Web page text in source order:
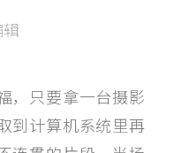
，只要拿一台摄影
到计算机系统里再